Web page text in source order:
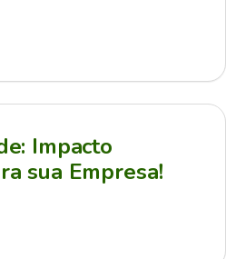
Impacto
sua Empresa!